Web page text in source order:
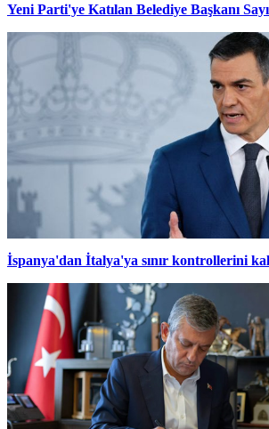
Yeni Parti'ye Katılan Belediye Başkanı
İspanya'dan İtalya'ya sınır kontrollerini